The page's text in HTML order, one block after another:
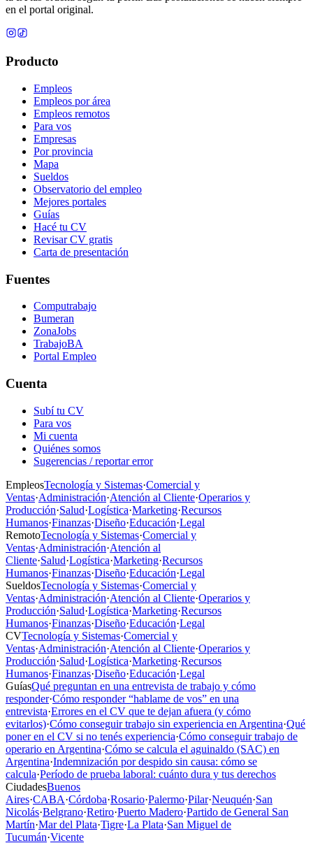
en el portal original.
Producto
Empleos
Empleos por área
Empleos remotos
Para vos
Empresas
Por provincia
Mapa
Sueldos
Observatorio del empleo
Mejores portales
Guías
Hacé tu CV
Revisar CV gratis
Carta de presentación
Fuentes
Computrabajo
Bumeran
ZonaJobs
TrabajoBA
Portal Empleo
Cuenta
Subí tu CV
Para vos
Mi cuenta
Quiénes somos
Sugerencias / reportar error
EmpleosTecnología y Sistemas·Comercial y
Ventas·Administración·Atención al Cliente·Operarios y
Producción·Salud·Logística·Marketing·Recursos
Humanos·Finanzas·Diseño·Educación·Legal
RemotoTecnología y Sistemas·Comercial y
Ventas·Administración·Atención al
Cliente·Salud·Logística·Marketing·Recursos
Humanos·Finanzas·Diseño·Educación·Legal
SueldosTecnología y Sistemas·Comercial y
Ventas·Administración·Atención al Cliente·Operarios y
Producción·Salud·Logística·Marketing·Recursos
Humanos·Finanzas·Diseño·Educación·Legal
CVTecnología y Sistemas·Comercial y
Ventas·Administración·Atención al Cliente·Operarios y
Producción·Salud·Logística·Marketing·Recursos
Humanos·Finanzas·Diseño·Educación·Legal
GuíasQué preguntan en una entrevista de trabajo y cómo
responder·Cómo responder “hablame de vos” en una
entrevista·Errores en el CV que te dejan afuera (y cómo
evitarlos)·Cómo conseguir trabajo sin experiencia en Argentina·Qué
poner en el CV si no tenés experiencia·Cómo conseguir trabajo de
operario en Argentina·Cómo se calcula el aguinaldo (SAC) en
Argentina·Indemnización por despido sin causa: cómo se
calcula·Período de prueba laboral: cuánto dura y tus derechos
CiudadesBuenos
Aires·CABA·Córdoba·Rosario·Palermo·Pilar·Neuquén·San
Nicolás·Belgrano·Retiro·Puerto Madero·Partido de General San
Martín·Mar del Plata·Tigre·La Plata·San Miguel de
Tucumán·Vicente